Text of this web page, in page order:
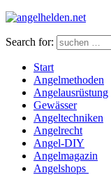
Search for:
Start
Angelmethoden
Angelausrüstung
Gewässer
Angeltechniken
Angelrecht
Angel-DIY
Angelmagazin
Angelshops